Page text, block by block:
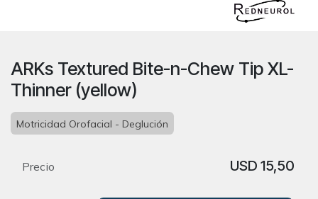
ARKs Textured Bite-n-Chew Tip XL-
Thinner (yellow)
Motricidad Orofacial - Deglución
Precio USD 15,50